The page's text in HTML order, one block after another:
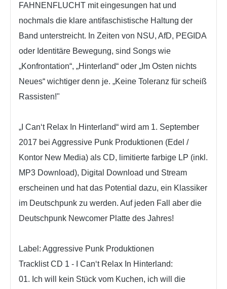
FAHNENFLUCHT mit eingesungen hat und
nochmals die klare antifaschistische Haltung der
Band unterstreicht. In Zeiten von NSU, AfD, PEGIDA
oder Identitäre Bewegung, sind Songs wie
„Konfrontation“, „Hinterland“ oder „Im Osten nichts
Neues“ wichtiger denn je. „Keine Toleranz für scheiß
Rassisten!"
„I Can‘t Relax In Hinterland“ wird am 1. September
2017 bei Aggressive Punk Produktionen (Edel /
Kontor New Media) als CD, limitierte farbige LP (inkl.
MP3 Download), Digital Download und Stream
erscheinen und hat das Potential dazu, ein Klassiker
im Deutschpunk zu werden. Auf jeden Fall aber die
Deutschpunk Newcomer Platte des Jahres!
Label: Aggressive Punk Produktionen
Tracklist CD 1 - I Can‘t Relax In Hinterland:
01. Ich will kein Stück vom Kuchen, ich will die